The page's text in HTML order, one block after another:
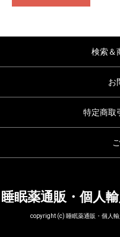
検索＆
お
特定商取
睡眠薬通販・個人
copyright (c) 睡眠薬通販・個人